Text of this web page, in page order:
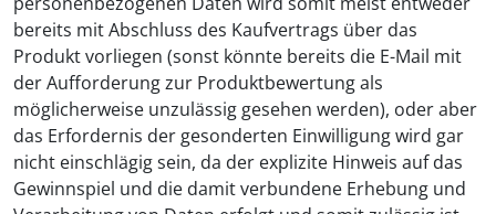
bereits mit Abschluss des Kaufvertrags über das
Produkt vorliegen (sonst könnte bereits die E-Mail mit
der Aufforderung zur Produktbewertung als
möglicherweise unzulässig gesehen werden), oder aber
das Erfordernis der gesonderten Einwilligung wird gar
nicht einschlägig sein, da der explizite Hinweis auf das
Gewinnspiel und die damit verbundene Erhebung und